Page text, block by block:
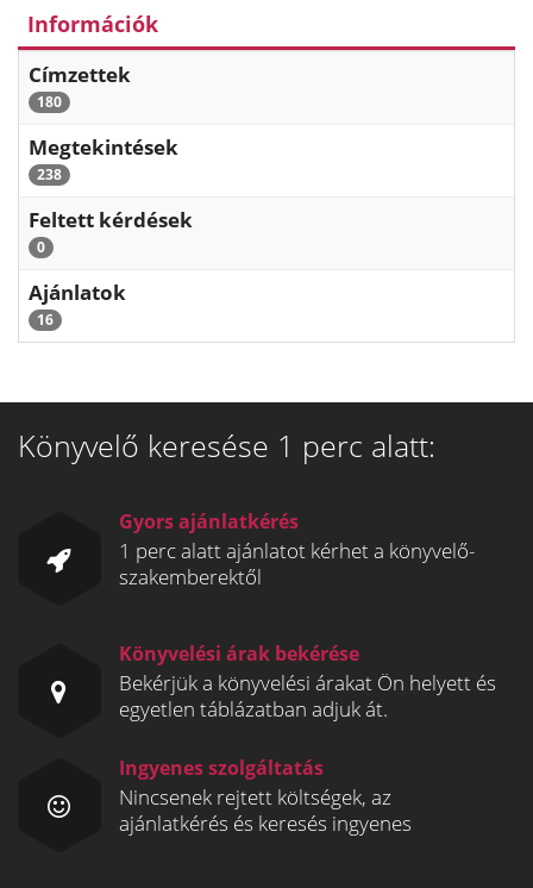
Információk
Címzettek
180
Megtekintések
238
Feltett kérdések
0
Ajánlatok
16
Könyvelő keresése 1 perc alatt:
Gyors ajánlatkérés
1 perc alatt ajánlatot kérhet a könyvelő-
szakemberektől
Könyvelési árak bekérése
Bekérjük a könyvelési árakat Ön helyett és
egyetlen táblázatban adjuk át.
Ingyenes szolgáltatás
Nincsenek rejtett költségek, az
ajánlatkérés és keresés ingyenes